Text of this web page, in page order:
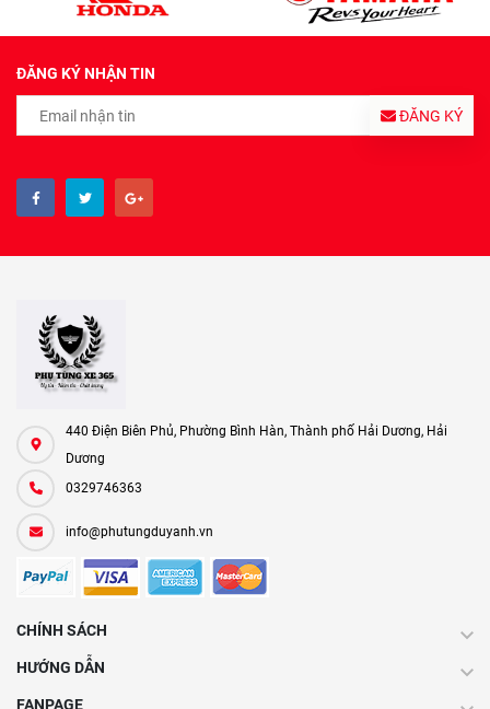
ĐĂNG KÝ NHẬN TIN
ĐĂNG KÝ
440 Điện Biên Phủ, Phường Bình Hàn, Thành phố Hải Dương, Hải
Dương
0329746363
info@phutungduyanh.vn
CHÍNH SÁCH
HƯỚNG DẪN
FANPAGE